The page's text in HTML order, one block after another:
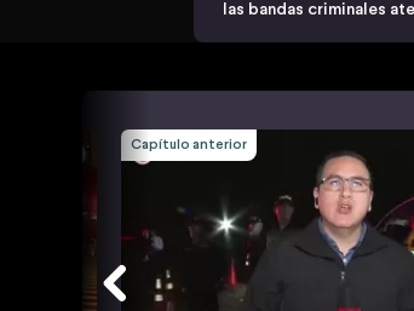
las bandas criminales
Capítulo anterior